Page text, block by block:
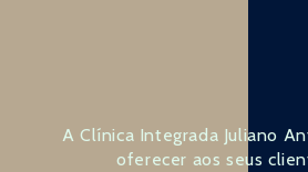
A Clínica Integrada Juliano
oferecer aos seus